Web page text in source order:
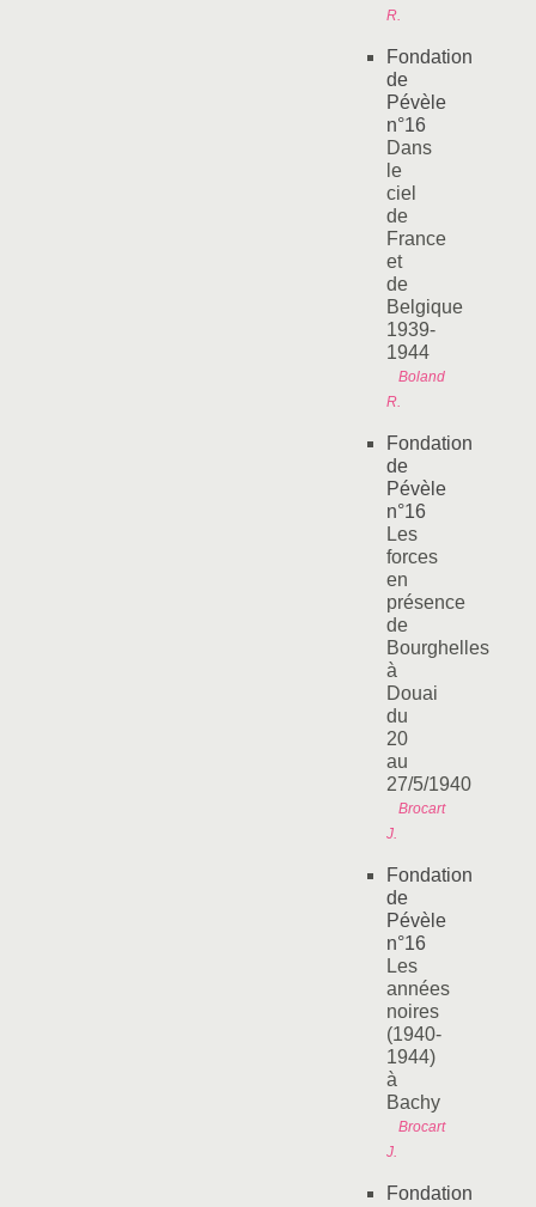
R.
Fondation
de
Pévèle
n°16
Dans
le
ciel
de
France
et
de
Belgique
1939-
1944
Boland
R.
Fondation
de
Pévèle
n°16
Les
forces
en
présence
de
Bourghelles
à
Douai
du
20
au
27/5/1940
Brocart
J.
Fondation
de
Pévèle
n°16
Les
années
noires
(1940-
1944)
à
Bachy
Brocart
J.
Fondation